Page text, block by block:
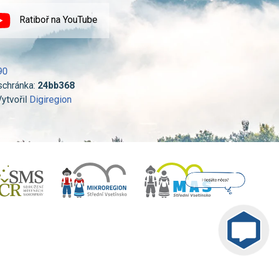
Ratiboř na YouTube
24bb368
Digiregion
tenhle web znám
nazpaměť.